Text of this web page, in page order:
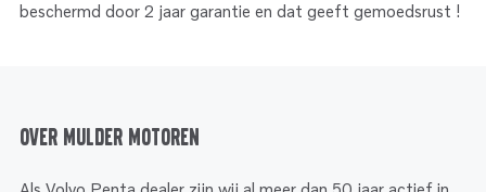
beschermd door 2 jaar garantie en dat geeft gemoedsrust !
Over Mulder Motoren